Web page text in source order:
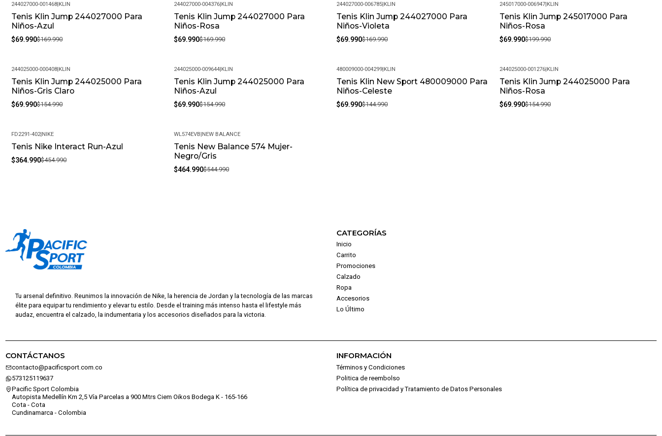
-59%
244027000-001468|KLIN
Tenis Klin Jump 244027000 Para
Niños-Azul
$69.990$169.990
-59%
244027000-004376|KLIN
Tenis Klin Jump 244027000 Para
Niños-Rosa
$69.990$169.990
-59%
244027000-006785|KLIN
Tenis Klin Jump 244027000 Para
Niños-Violeta
$69.990$169.990
-65%
245017000-006947|KLIN
Tenis Klin Jump 245017000 Para
Niños-Rosa
$69.990$199.990
-55%
244025000-000408|KLIN
Tenis Klin Jump 244025000 Para
Niños-Gris Claro
$69.990$154.990
-55%
244025000-009644|KLIN
Tenis Klin Jump 244025000 Para
Niños-Azul
$69.990$154.990
-52%
480009000-004299|KLIN
Tenis Klin New Sport 480009000 Para
Niños-Celeste
$69.990$144.990
-55%
244025000-001276|KLIN
Tenis Klin Jump 244025000 Para
Niños-Rosa
$69.990$154.990
-20%
FD2291-402|NIKE
Tenis Nike Interact Run-Azul
$364.990$454.990
-15%
WL574EVB|NEW BALANCE
Tenis New Balance 574 Mujer-
Negro/Gris
$464.990$544.990
Tu arsenal definitivo. Reunimos la innovación de Nike, la herencia de Jordan y la tecnología de las marcas
élite para equipar tu rendimiento y elevar tu estilo. Desde el training más intenso hasta el lifestyle más
audaz, encuentra el calzado, la indumentaria y los accesorios diseñados para la victoria.
CATEGORÍAS
Inicio
Carrito
Promociones
Calzado
Ropa
Accesorios
Lo Último
CONTÁCTANOS
contacto@pacificsport.com.co
573125119637
Pacific Sport Colombia
Autopista Medellín Km 2,5 Vía Parcelas a 900 Mtrs Ciem Oikos Bodega K - 165-166
Cota - Cota
Cundinamarca - Colombia
INFORMACIÓN
Términos y Condiciones
Politica de reembolso
Política de privacidad y Tratamiento de Datos Personales